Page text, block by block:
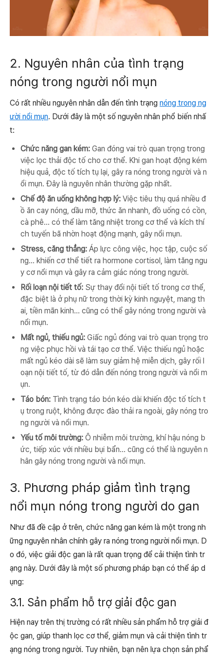
2. Nguyên nhân của tình trạng
nóng trong người nổi mụn
Có rất nhiều nguyên nhân dẫn đến tình trạng nóng trong ng
ười nổi mụn. Dưới đây là một số nguyên nhân phổ biến nhấ
t:
Chức năng gan kém: Gan đóng vai trò quan trọng trong
việc lọc thải độc tố cho cơ thể. Khi gan hoạt động kém
hiệu quả, độc tố tích tụ lại, gây ra nóng trong người và n
ổi mụn. Đây là nguyên nhân thường gặp nhất.
Chế độ ăn uống không hợp lý: Việc tiêu thụ quá nhiều đ
ồ ăn cay nóng, dầu mỡ, thức ăn nhanh, đồ uống có cồn,
cà phê... có thể làm tăng nhiệt trong cơ thể và kích thí
ch tuyến bã nhờn hoạt động mạnh, gây nổi mụn.
Stress, căng thẳng: Áp lực công việc, học tập, cuộc số
ng... khiến cơ thể tiết ra hormone cortisol, làm tăng ngu
y cơ nổi mụn và gây ra cảm giác nóng trong người.
Rối loạn nội tiết tố: Sự thay đổi nội tiết tố trong cơ thể,
đặc biệt là ở phụ nữ trong thời kỳ kinh nguyệt, mang th
ai, tiền mãn kinh... cũng có thể gây nóng trong người và
nổi mụn.
Mất ngủ, thiếu ngủ: Giấc ngủ đóng vai trò quan trọng tro
ng việc phục hồi và tái tạo cơ thể. Việc thiếu ngủ hoặc
mất ngủ kéo dài sẽ làm suy giảm hệ miễn dịch, gây rối l
oạn nội tiết tố, từ đó dẫn đến nóng trong người và nổi m
ụn.
Táo bón: Tình trạng táo bón kéo dài khiến độc tố tích t
ụ trong ruột, không được đào thải ra ngoài, gây nóng tro
ng người và nổi mụn.
Yếu tố môi trường: Ô nhiễm môi trường, khí hậu nóng b
ức, tiếp xúc với nhiều bụi bẩn... cũng có thể là nguyên n
hân gây nóng trong người và nổi mụn.
3. Phương pháp giảm tình trạng
nổi mụn nóng trong người do gan
Như đã đề cập ở trên, chức năng gan kém là một trong nh
ững nguyên nhân chính gây ra nóng trong người nổi mụn. D
o đó, việc giải độc gan là rất quan trọng để cải thiện tình tr
ạng này. Dưới đây là một số phương pháp bạn có thể áp d
ụng:
3.1. Sản phẩm hỗ trợ giải độc gan
Hiện nay trên thị trường có rất nhiều sản phẩm hỗ trợ giải đ
ộc gan, giúp thanh lọc cơ thể, giảm mụn và cải thiện tình tr
ạng nóng trong người. Tuy nhiên, bạn nên lựa chọn sản phẩ